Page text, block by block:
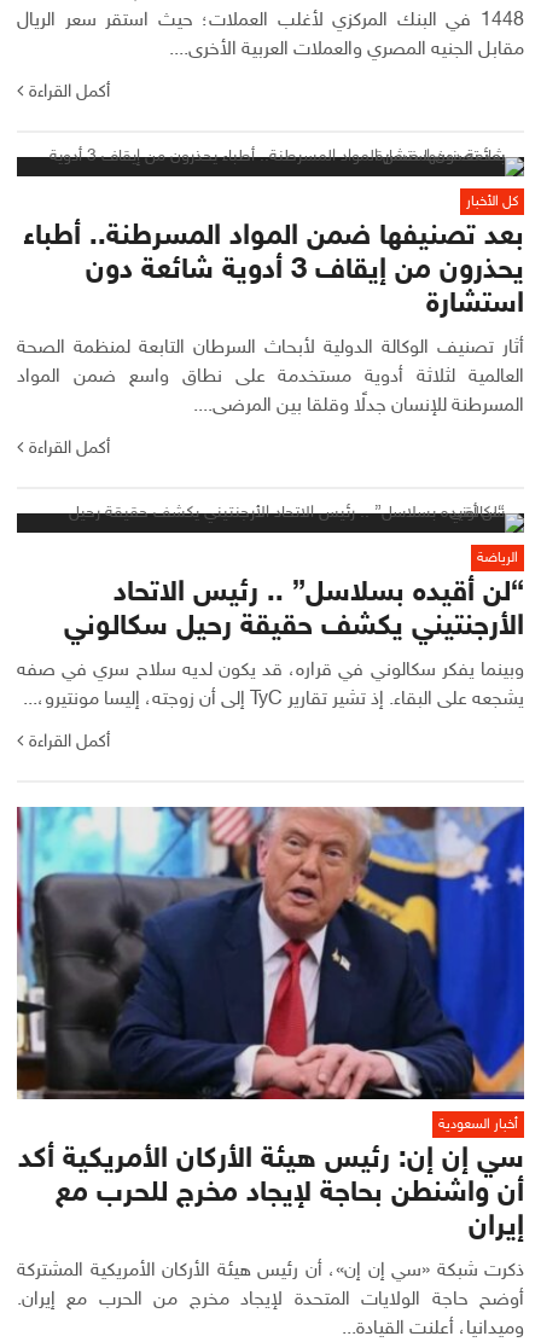
1448 في البنك المركزي لأغلب العملات؛ حيث استقر سعر الريال
مقابل الجنيه المصري والعملات العربية الأخرى....
أكمل القراءة
كل الأخبار
بعد تصنيفها ضمن المواد المسرطنة.. أطباء
يحذرون من إيقاف 3 أدوية شائعة دون
استشارة
أثار تصنيف الوكالة الدولية لأبحاث السرطان التابعة لمنظمة الصحة
العالمية لثلاثة أدوية مستخدمة على نطاق واسع ضمن المواد
المسرطنة للإنسان جدلًا وقلقا بين المرضى....
أكمل القراءة
الرياضة
“لن أقيده بسلاسل” .. رئيس الاتحاد
الأرجنتيني يكشف حقيقة رحيل سكالوني
وبينما يفكر سكالوني في قراره، قد يكون لديه سلاح سري في صفه
يشجعه على البقاء. إذ تشير تقارير TyC إلى أن زوجته، إليسا مونتيرو،...
أكمل القراءة
أخبار السعودية
سي إن إن: رئيس هيئة الأركان الأمريكية أكد
أن واشنطن بحاجة لإيجاد مخرج للحرب مع
إيران
ذكرت شبكة «سي إن إن»، أن رئيس هيئة الأركان الأمريكية المشتركة
أوضح حاجة الولايات المتحدة لإيجاد مخرج من الحرب مع إيران.
وميدانيا، أعلنت القيادة...